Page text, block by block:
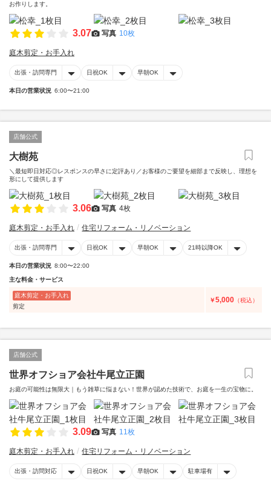
お作りします。
3.07 写真 10枚
庭木剪定・お手入れ
出張・訪問専門 日祝OK 早朝OK
本日の営業状況 6:00〜21:00
店舗公式
大樹苑
＼最短即日対応◎レスポンスの早さに定評あり／お客様のご要望を細部まで反映し、理想を
形にして提供します
3.06 写真 4枚
庭木剪定・お手入れ 住宅リフォーム・リノベーション
出張・訪問専門 日祝OK 早朝OK 21時以降OK
本日の営業状況 8:00〜22:00
主な料金・サービス
庭木剪定・お手入れ
剪定
￥5,000 （税込）
店舗公式
世界オフショア会社牛尾立正園
お庭の可能性は無限大｜もう雑草に悩まない！世界が認めた技術で、お庭を一生の宝物に。
3.09 写真 11枚
庭木剪定・お手入れ 住宅リフォーム・リノベーション
出張・訪問対応 日祝OK 早朝OK 駐車場有